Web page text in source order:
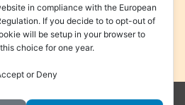
in compliance with the European
If you decide to to opt-out of
will be setup in your browser to
choice for one year.
or Deny